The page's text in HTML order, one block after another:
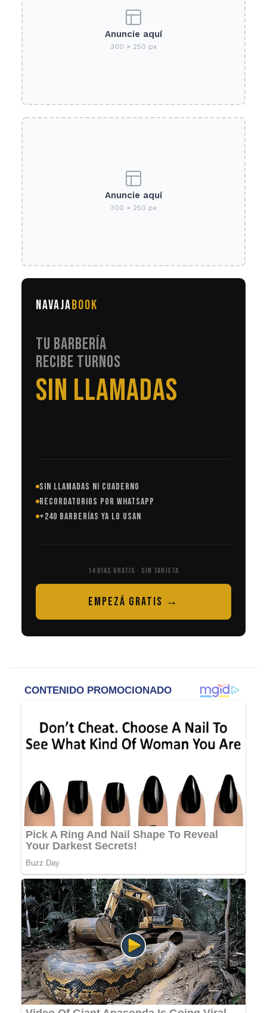
Anuncie aquí
300 × 250 px
Anuncie aquí
300 × 250 px
NAVAJABOOK
TU BARBERÍA
RECIBE TURNOS
EN AUTOMÁTICO
SIN LLAMADAS NI CUADERNO
RECORDATORIOS POR WHATSAPP
+240 BARBERÍAS YA LO USAN
14 DÍAS GRATIS · SIN TARJETA
EMPEZÁ GRATIS →